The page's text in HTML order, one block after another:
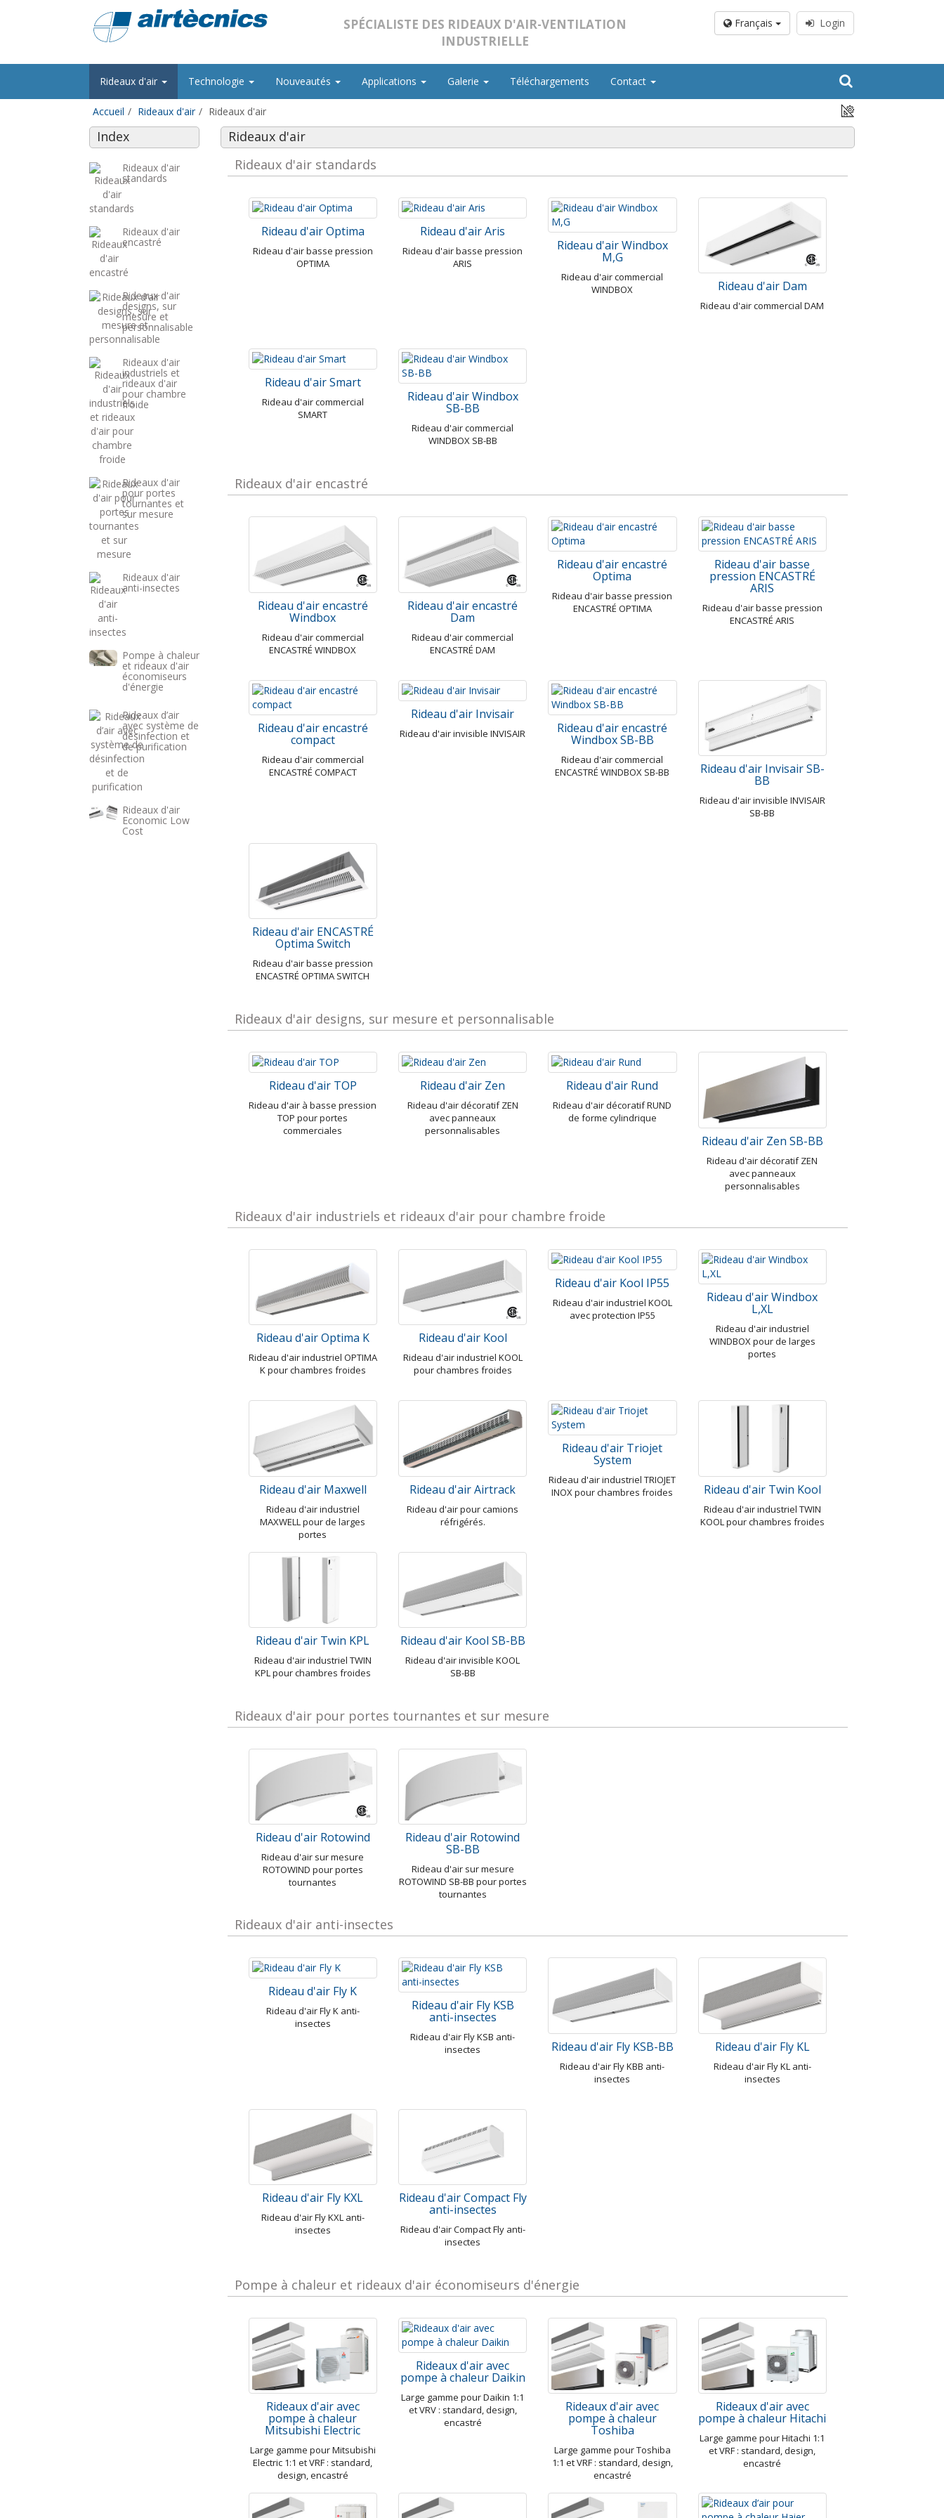
SPÉCIALISTE DES RIDEAUX D'AIR-VENTILATION
INDUSTRIELLE
Français Login
Rideaux d'air Technologie Nouveautés Applications Galerie Téléchargements Contact
Accueil Rideaux d'air Rideaux d'air
Index
Rideaux d'air
standards
Rideaux d'air
encastré
Rideaux d'air
designs, sur
mesure et
personnalisable
Rideaux d'air
industriels et
rideaux d'air
pour chambre
froide
Rideaux d'air
pour portes
tournantes et
sur mesure
Rideaux d'air
anti-insectes
Pompe à chaleur
et rideaux d'air
économiseurs
d'énergie
Rideaux d’air
avec système de
désinfection et
de purification
Rideaux d'air
Economic Low
Cost
Rideaux d'air
Rideaux d'air standards
Rideau d'air Optima
Rideau d'air basse pression
OPTIMA
Rideau d'air Aris
Rideau d'air basse pression
ARIS
Rideau d'air Windbox
M,G
Rideau d'air commercial
WINDBOX
Rideau d'air Dam
Rideau d'air commercial DAM
Rideau d'air Smart
Rideau d'air commercial
SMART
Rideau d'air Windbox
SB-BB
Rideau d'air commercial
WINDBOX SB-BB
Rideaux d'air encastré
Rideau d'air encastré
Windbox
Rideau d'air commercial
ENCASTRÉ WINDBOX
Rideau d'air encastré
Dam
Rideau d'air commercial
ENCASTRÉ DAM
Rideau d'air encastré
Optima
Rideau d'air basse pression
ENCASTRÉ OPTIMA
Rideau d'air basse
pression ENCASTRÉ
ARIS
Rideau d'air basse pression
ENCASTRÉ ARIS
Rideau d'air encastré
compact
Rideau d'air commercial
ENCASTRÉ COMPACT
Rideau d'air Invisair
Rideau d'air invisible INVISAIR Rideau d'air encastré
Windbox SB-BB
Rideau d'air commercial
ENCASTRÉ WINDBOX SB-BB
Rideau d'air Invisair SB-
BB
Rideau d'air invisible INVISAIR
SB-BB
Rideau d'air ENCASTRÉ
Optima Switch
Rideau d'air basse pression
ENCASTRÉ OPTIMA SWITCH
Rideaux d'air designs, sur mesure et personnalisable
Rideau d'air TOP
Rideau d'air à basse pression
TOP pour portes
commerciales
Rideau d'air Zen
Rideau d'air décoratif ZEN
avec panneaux
personnalisables
Rideau d'air Rund
Rideau d'air décoratif RUND
de forme cylindrique
Rideau d'air Zen SB-BB
Rideau d'air décoratif ZEN
avec panneaux
personnalisables
Rideaux d'air industriels et rideaux d'air pour chambre froide
Rideau d'air Optima K
Rideau d'air industriel OPTIMA
K pour chambres froides
Rideau d'air Kool
Rideau d'air industriel KOOL
pour chambres froides
Rideau d'air Kool IP55
Rideau d'air industriel KOOL
avec protection IP55
Rideau d'air Windbox
L,XL
Rideau d'air industriel
WINDBOX pour de larges
portes
Rideau d'air Maxwell
Rideau d'air industriel
MAXWELL pour de larges
portes
Rideau d'air Airtrack
Rideau d'air pour camions
réfrigérés.
Rideau d'air Triojet
System
Rideau d'air industriel TRIOJET
INOX pour chambres froides
Rideau d'air Twin Kool
Rideau d'air industriel TWIN
KOOL pour chambres froides
Rideau d'air Twin KPL
Rideau d'air industriel TWIN
KPL pour chambres froides
Rideau d'air Kool SB-BB
Rideau d'air invisible KOOL
SB-BB
Rideaux d'air pour portes tournantes et sur mesure
Rideau d'air Rotowind
Rideau d'air sur mesure
ROTOWIND pour portes
tournantes
Rideau d'air Rotowind
SB-BB
Rideau d'air sur mesure
ROTOWIND SB-BB pour portes
tournantes
Rideaux d'air anti-insectes
Rideau d'air Fly K
Rideau d'air Fly K anti-
insectes
Rideau d'air Fly KSB
anti-insectes
Rideau d'air Fly KSB anti-
insectes
Rideau d'air Fly KSB-BB
Rideau d'air Fly KBB anti-
insectes
Rideau d'air Fly KL
Rideau d'air Fly KL anti-
insectes
Rideau d'air Fly KXL
Rideau d'air Fly KXL anti-
insectes
Rideau d'air Compact Fly
anti-insectes
Rideau d'air Compact Fly anti-
insectes
Pompe à chaleur et rideaux d'air économiseurs d'énergie
Rideaux d'air avec
pompe à chaleur
Mitsubishi Electric
Large gamme pour Mitsubishi
Electric 1:1 et VRF : standard,
design, encastré
Rideaux d'air avec
pompe à chaleur Daikin
Large gamme pour Daikin 1:1
et VRV : standard, design,
encastré
Rideaux d'air avec
pompe à chaleur
Toshiba
Large gamme pour Toshiba
1:1 et VRF : standard, design,
encastré
Rideaux d'air avec
pompe à chaleur Hitachi
Large gamme pour Hitachi 1:1
et VRF : standard, design,
encastré